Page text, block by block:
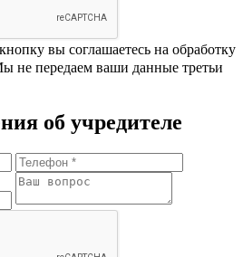
вы соглашаетесь на обработку
не передаем ваши данные третьи
об учредителе